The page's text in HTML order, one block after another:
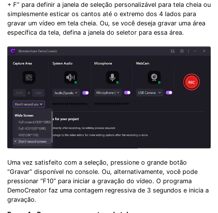
+ F” para definir a janela de seleção personalizável para tela cheia ou
simplesmente esticar os cantos até o extremo dos 4 lados para
gravar um vídeo em tela cheia. Ou, se você deseja gravar uma área
específica da tela, defina a janela do seletor para essa área.
Uma vez satisfeito com a seleção, pressione o grande botão
“Gravar” disponível no console. Ou, alternativamente, você pode
pressionar “F10” para iniciar a gravação do vídeo. O programa
DemoCreator faz uma contagem regressiva de 3 segundos e inicia a
gravação.